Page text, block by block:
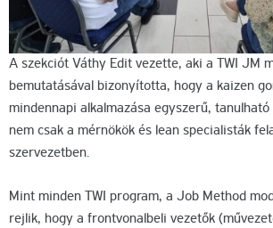
A szekciót Váthy Edit vezette, aki a TWI JM
bemutatásával bizonyította, hogy a kaizen
mindennapi alkalmazása egyszerű,
nem csak a mérnökök és lean specialisták
szervezetben.
Mint minden TWI program, a Job Method
rejlik, hogy a frontvonalbeli vezetők